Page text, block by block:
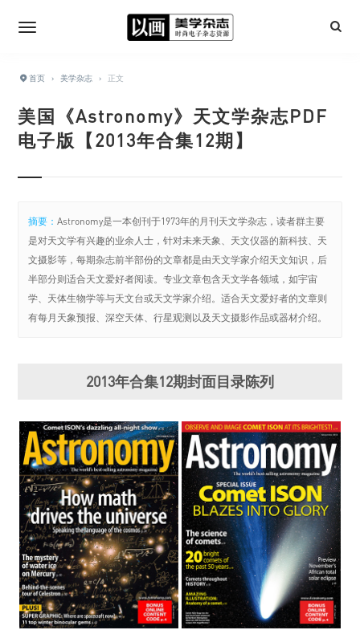
首页 › 美学杂志 › 正文
美国《Astronomy》天文学杂志PDF
电子版【2013年合集12期】
摘要：Astronomy是一本创刊于1973年的月刊天文学杂志，读者群主要
是对天文学有兴趣的业余人士，针对未来天象、天文仪器的新科技、天
文摄影等，每期杂志前半部份的文章都是由天文学家介绍天文知识，后
半部分则适合天文爱好者阅读。专业文章包含天文学各领域，如宇宙
学、天体生物学等与天文台或天文学家介绍。适合天文爱好者的文章则
有每月天象预报、深空天体、行星观测以及天文摄影作品或器材介绍。
2013年合集12期封面目录陈列